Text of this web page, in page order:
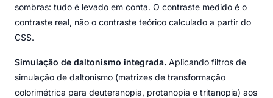
sombras: tudo é levado em conta. O contraste medido é o
contraste real, não o contraste teórico calculado a partir do
CSS.
Simulação de daltonismo integrada. Aplicando filtros de
simulação de daltonismo (matrizes de transformação
colorimétrica para deuteranopia, protanopia e tritanopia) aos